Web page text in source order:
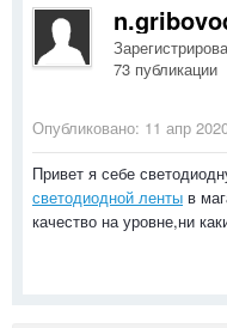
73 публикации
Опубликовано: 11 апр
Привет я себе
светодиодной ленты в
качество на уровне,ни